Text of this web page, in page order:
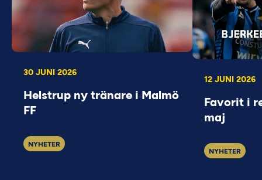
30 JUNI 2026
Helstrup ny tränare i Malmö
FF
NYHETER
12 JUNI 2026
Favorit i
maj
NYHETER